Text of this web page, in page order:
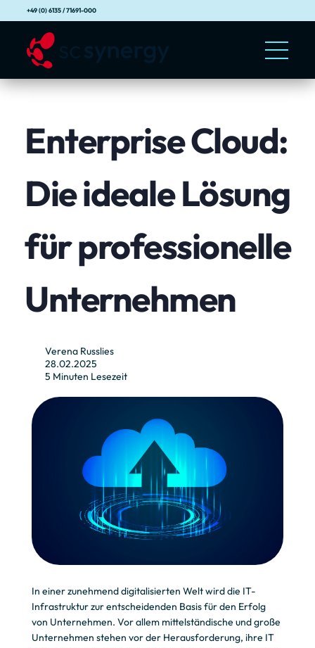
+49 (0) 6135 / 71691-000
Enterprise Cloud:
Die ideale Lösung
für professionelle
Unternehmen
Verena Russlies
28.02.2025
5 Minuten Lesezeit
In einer zunehmend digitalisierten Welt wird die IT-
Infrastruktur zur entscheidenden Basis für den Erfolg
von Unternehmen. Vor allem mittelständische und große
Unternehmen stehen vor der Herausforderung, ihre IT